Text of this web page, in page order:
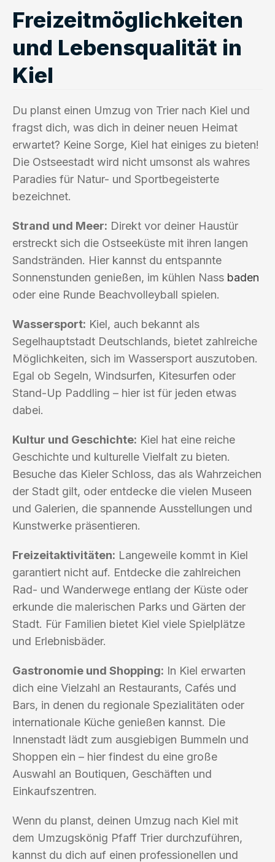
Freizeitmöglichkeiten
und Lebensqualität in
Kiel
Du planst einen Umzug von Trier nach Kiel und
fragst dich, was dich in deiner neuen Heimat
erwartet? Keine Sorge, Kiel hat einiges zu bieten!
Die Ostseestadt wird nicht umsonst als wahres
Paradies für Natur- und Sportbegeisterte
bezeichnet.
Strand und Meer: Direkt vor deiner Haustür
erstreckt sich die Ostseeküste mit ihren langen
Sandstränden. Hier kannst du entspannte
Sonnenstunden genießen, im kühlen Nass baden
oder eine Runde Beachvolleyball spielen.
Wassersport: Kiel, auch bekannt als
Segelhauptstadt Deutschlands, bietet zahlreiche
Möglichkeiten, sich im Wassersport auszutoben.
Egal ob Segeln, Windsurfen, Kitesurfen oder
Stand-Up Paddling – hier ist für jeden etwas
dabei.
Kultur und Geschichte: Kiel hat eine reiche
Geschichte und kulturelle Vielfalt zu bieten.
Besuche das Kieler Schloss, das als Wahrzeichen
der Stadt gilt, oder entdecke die vielen Museen
und Galerien, die spannende Ausstellungen und
Kunstwerke präsentieren.
Freizeitaktivitäten: Langeweile kommt in Kiel
garantiert nicht auf. Entdecke die zahlreichen
Rad- und Wanderwege entlang der Küste oder
erkunde die malerischen Parks und Gärten der
Stadt. Für Familien bietet Kiel viele Spielplätze
und Erlebnisbäder.
Gastronomie und Shopping: In Kiel erwarten
dich eine Vielzahl an Restaurants, Cafés und
Bars, in denen du regionale Spezialitäten oder
internationale Küche genießen kannst. Die
Innenstadt lädt zum ausgiebigen Bummeln und
Shoppen ein – hier findest du eine große
Auswahl an Boutiquen, Geschäften und
Einkaufszentren.
Wenn du planst, deinen Umzug nach Kiel mit
dem Umzugskönig Pfaff Trier durchzuführen,
kannst du dich auf einen professionellen und